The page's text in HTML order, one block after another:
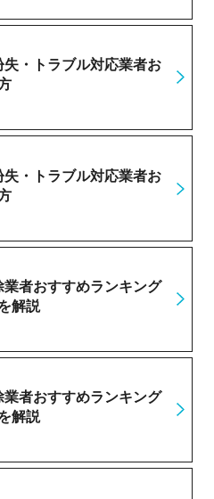
・トラブル対応業者お
・トラブル対応業者お
者おすすめランキング
解説
者おすすめランキング
解説